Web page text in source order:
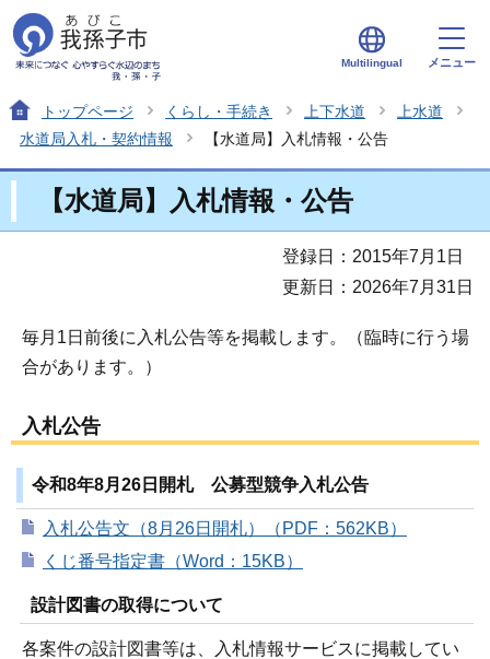
Multilingual メニュー
トップページ くらし・手続き 上下水道
上水道
水道局入札・契約情報
【水道局】入札情報・公告
【水道局】入札情報・公告
登録日：2015年7月1日
更新日：2026年7月31日
毎月1日前後に入札公告等を掲載します。（臨時に行う場
合があります。）
入札公告
令和8年8月26日開札 公募型競争入札公告
入札公告文（8月26日開札）（PDF：562KB）
くじ番号指定書（Word：15KB）
設計図書の取得について
各案件の設計図書等は、入札情報サービスに掲載してい